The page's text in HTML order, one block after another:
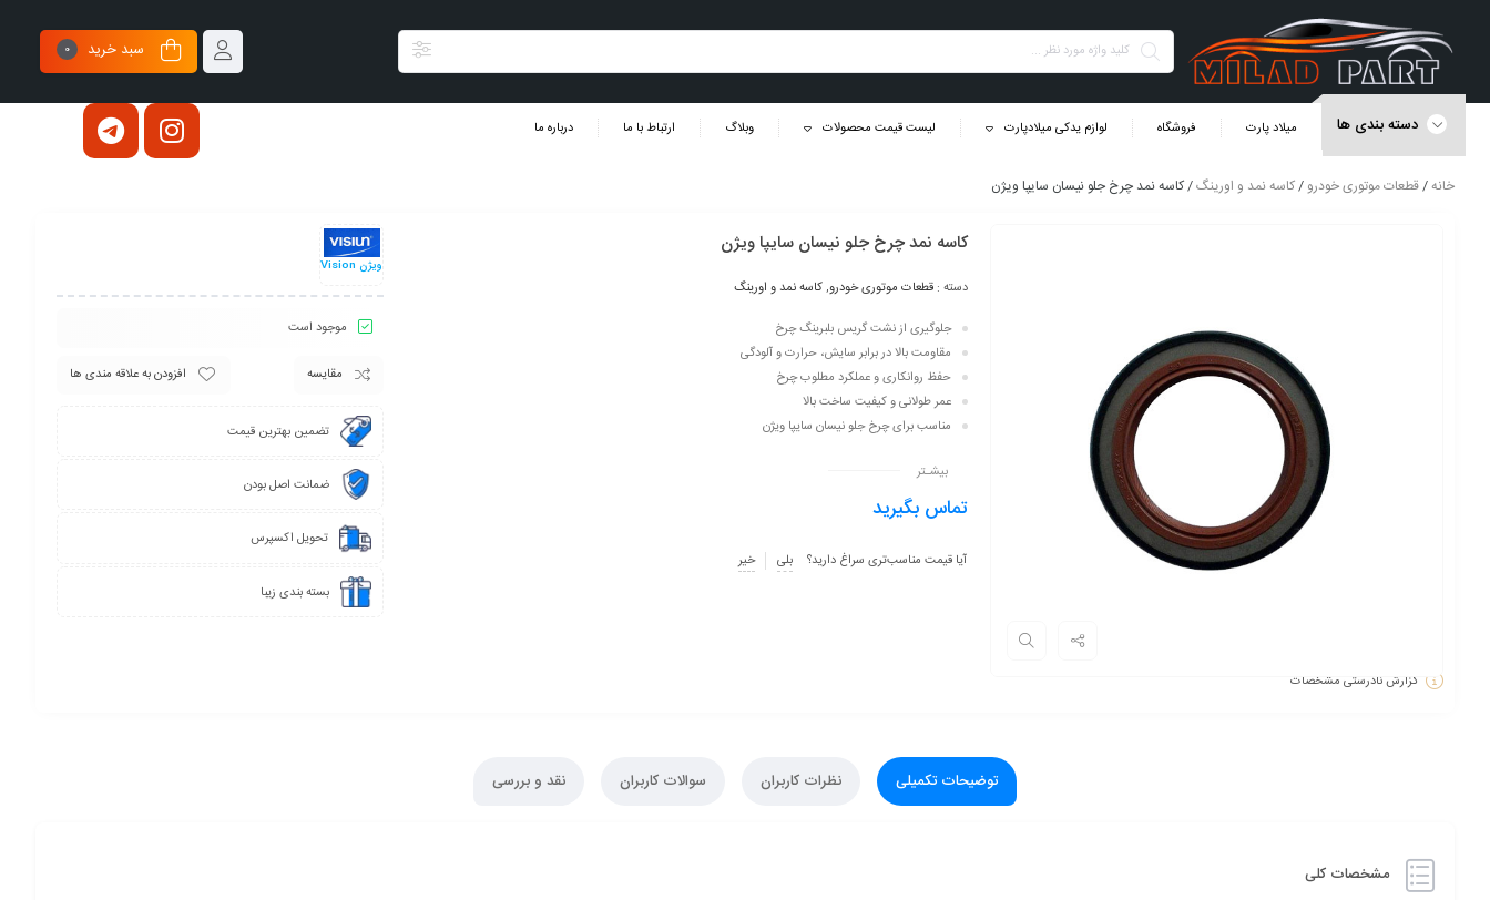
سبد خرید 0
دسته بندی ها میلاد پارت فروشگاه لوازم یدکی میلادپارت لیست قیمت محصولات وبلاگ ارتباط با ما درباره ما
خانه/قطعات موتوری خودرو /کاسه نمد و اورینگ/ کاسه نمد چرخ جلو نیسان سایپا ویژن
گزارش نادرستی مشخصات
کاسه نمد چرخ جلو نیسان سایپا ویژن
دسته :قطعات موتوری خودرو,کاسه نمد و اورینگ
جلوگیری از نشت گریس بلبرینگ چرخ
مقاومت بالا در برابر سایش، حرارت و آلودگی
حفظ روانکاری و عملکرد مطلوب چرخ
عمر طولانی و کیفیت ساخت بالا
مناسب برای چرخ جلو نیسان سایپا ویژن
بیشـتر
تماس بگیرید
آیا قیمت مناسب‌تری سراغ دارید؟ بلی خیر
ویژن Vision
موجود است
مقایسه افزودن به علاقه مندی ها
تضمین بهترین قیمت
ضمانت اصل بودن
تحویل اکسپرس
بسته بندی زیبا
توضیحات تکمیلی نظرات کاربران سوالات کاربران نقد و بررسی
مشخصات کلی